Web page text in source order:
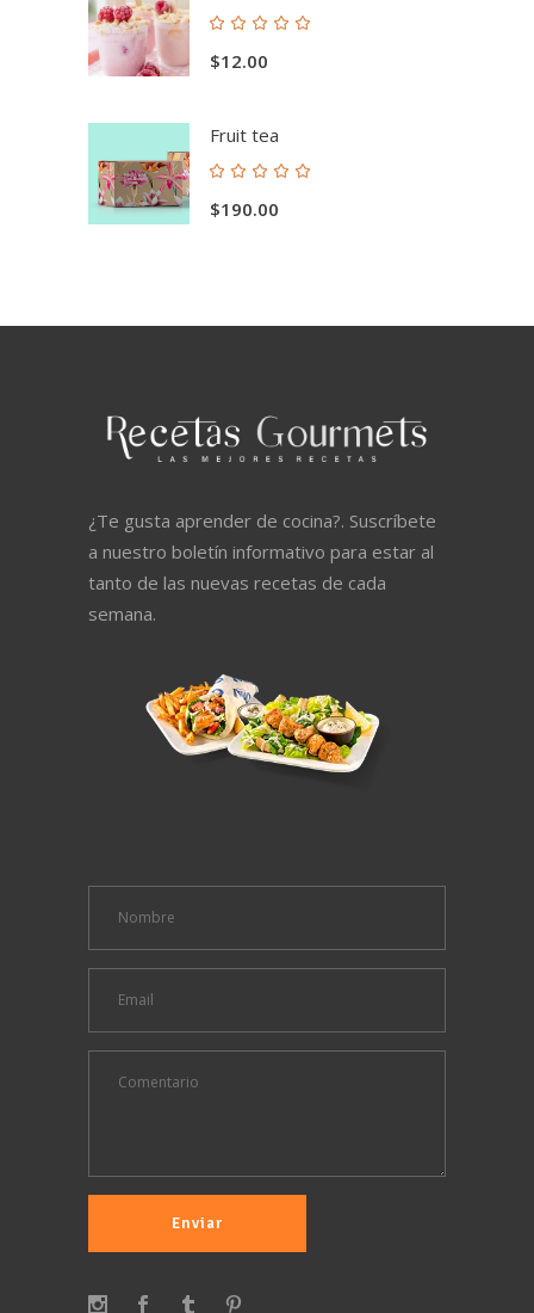
5.00
$12.00
Fruit tea
5.00
$190.00
¿Te gusta aprender de cocina?. Suscríbete
a nuestro boletín informativo para estar al
tanto de las nuevas recetas de cada
semana.